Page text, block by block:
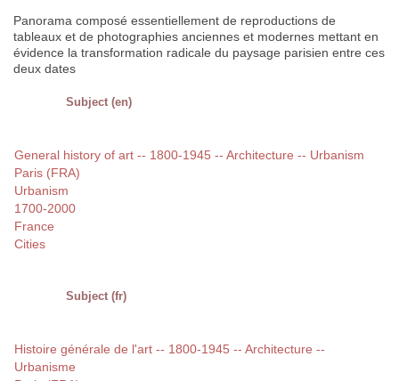
Panorama composé essentiellement de reproductions de
tableaux et de photographies anciennes et modernes mettant en
évidence la transformation radicale du paysage parisien entre ces
deux dates
Subject (en)
General history of art -- 1800-1945 -- Architecture -- Urbanism
Paris (FRA)
Urbanism
1700-2000
France
Cities
Subject (fr)
Histoire générale de l'art -- 1800-1945 -- Architecture --
Urbanisme